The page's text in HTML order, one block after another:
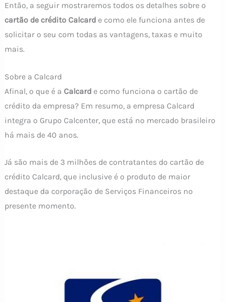
Então, a seguir mostraremos todos os detalhes sobre o
cartão de crédito Calcarde como ele funciona antes de
solicitar o seu com todas as vantagens, taxas e muito
mais.
Sobre a Calcard
Afinal, o que é a Calcarde como funciona o cartão de
crédito da empresa? Em resumo, a empresa Calcard
integra o Grupo Calcenter, que está no mercado brasileiro
há mais de 40 anos.
Já são mais de 3 milhões de contratantes do cartão de
crédito Calcard, que inclusive é o produto de maior
destaque da corporação de Serviços Financeiros no
presente momento.